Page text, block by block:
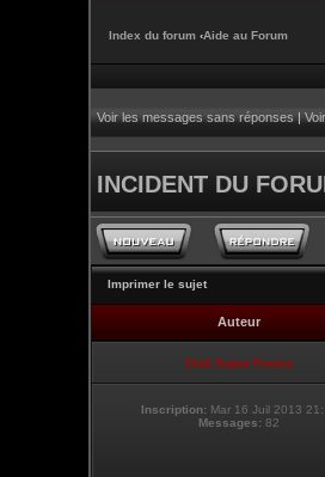
Index du forum ‹Aide au Forum
Voir les messages sans réponses|
INCIDENT DU
Imprimer le sujet
Auteur
Club Supra France
Inscription: Mar 16 Juil 2013
Messages: 82